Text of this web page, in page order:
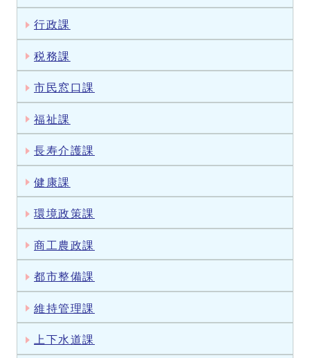
行政課
税務課
市民窓口課
福祉課
長寿介護課
健康課
環境政策課
商工農政課
都市整備課
維持管理課
上下水道課